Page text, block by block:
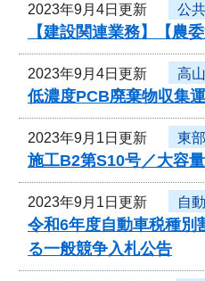
2023年9月4日更新 公
【建設関連業務】【農
2023年9月4日更新 高
低濃度PCB廃棄物収集
2023年9月1日更新 東
施工B2第S10号／大容
2023年9月1日更新 自
令和6年度自動車税種別
る一般競争入札公告